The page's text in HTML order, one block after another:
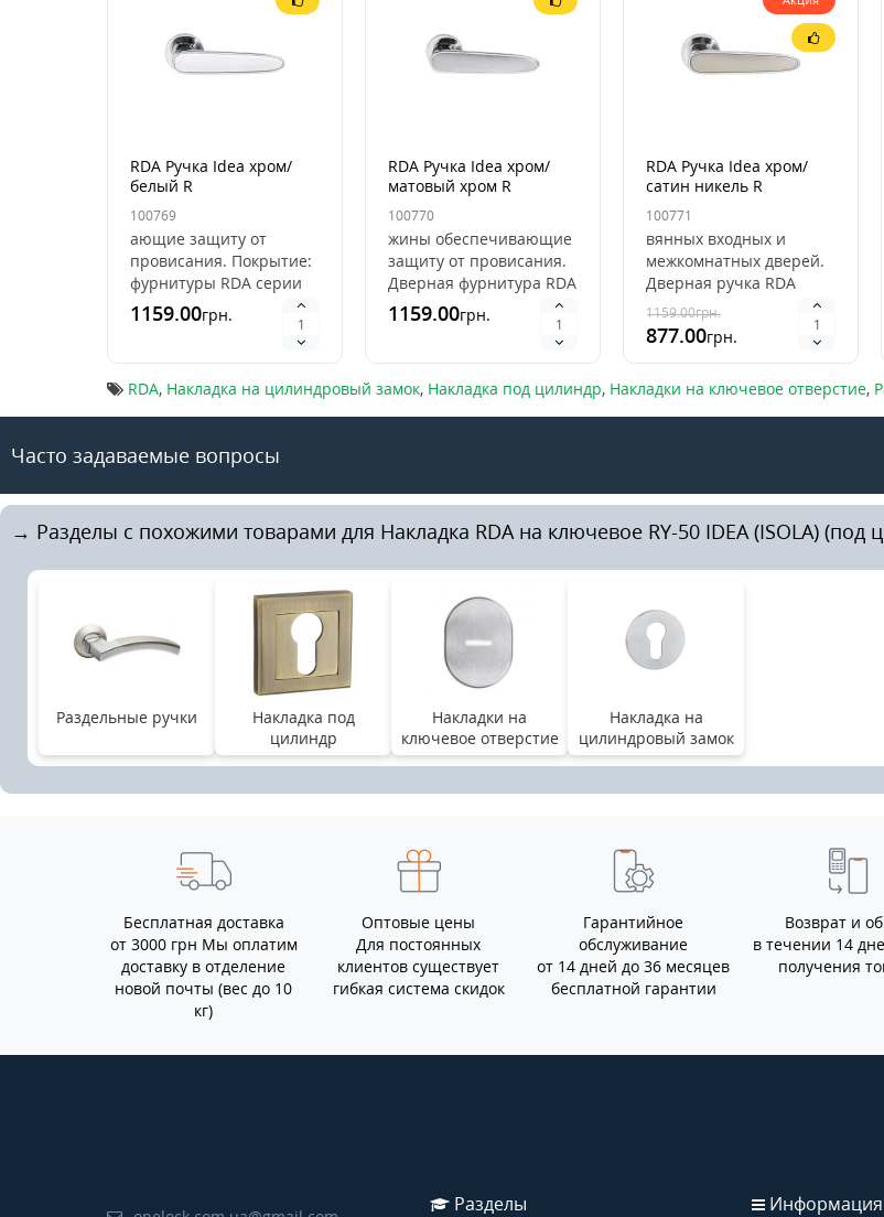
RDA Ручка Idea хром/
белый R
100769
ающие защиту от
провисания. Покрытие:
фурнитуры RDA серии
RDA Idea Дверная
фурнитура RDA имеет
1159.00грн.
RDA Ручка Idea хром/
матовый хром R
100770
жины обеспечивающие
защиту от провисания.
Дверная фурнитура RDA
имеет высокое качество
покрытия, что
1159.00грн.
RDA Ручка Idea хром/
сатин никель R
100771
вянных входных и
межкомнатных дверей.
Дверная ручка RDA
серия RDA Idea сочетает
аккуратность и
строгость дизайна.В
1159.00грн.
877.00грн.
RDA, Накладка на цилиндровый замок, Накладка под цилиндр, Накладки на ключевое отверстие,
Часто задаваемые вопросы
→ Разделы с похожими товарами для Накладка RDA на ключевое RY-50 IDEA (ISOLA) (под
Раздельные ручки
Накладка под
цилиндр
Накладки на
ключевое отверстие
Накладка на
цилиндровый замок
Бесплатная доставка
от 3000 грн Мы оплатим
доставку в отделение
новой почты (вес до 10
кг)
Оптовые цены
Для постоянных
клиентов существует
гибкая система скидок
Гарантийное
обслуживание
от 14 дней до 36 месяцев
бесплатной гарантии
Возврат и
в течении 14
получения
Разделы Информация